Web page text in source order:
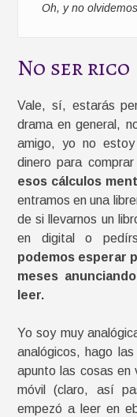
Oh, y no
No ser rico
Vale, sí, estarás
drama en general,
amigo, yo no
dinero para
esos cálculos
entramos en una
de si llevarnos un
en digital o
podemos esperar
meses
leer.
Yo soy muy
analógicos, hago
apunto las cosas en
móvil (claro, así
empezó a leer en